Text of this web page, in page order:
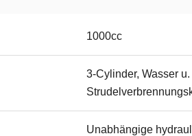
1000cc
3-Cylinder, Wasser
Unabhängige